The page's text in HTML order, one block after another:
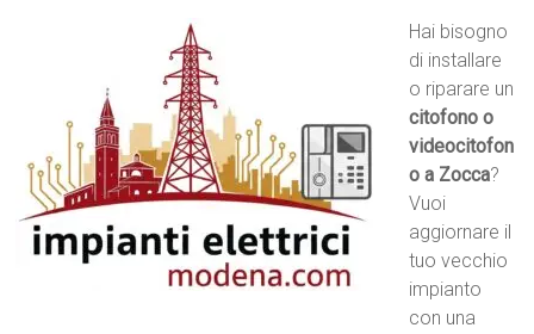
Hai bisogno
di installare
o riparare un
citofono o
videocitofon
o a Zocca?
Vuoi
aggiornare il
tuo vecchio
impianto
con una